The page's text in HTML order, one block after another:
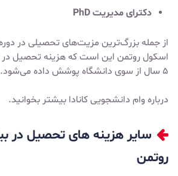
دکترای مدیریت PhD
از جمله بزرگ‌ترین مزیت‌های تحصیلی در
اسکول روتمن این است که هزینه تحصیل
۵ سال از سوی دانشگاه پوشش داده می‌شود.
درباره وام دانشجویی کانادا بیشتر بخوانید.
سایر هزینه های تحصیل در
روتمن